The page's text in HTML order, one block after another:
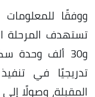
ووفقًا للمعلومات
و30 ألف
تدريجيًا في